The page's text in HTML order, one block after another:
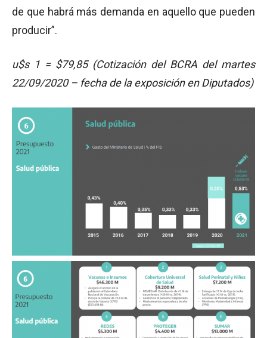
de que habrá más demanda en aquello que pueden
producir”.
u$s 1 = $79,85 (Cotización del BCRA del martes
22/09/2020 – fecha de la exposición en Diputados)